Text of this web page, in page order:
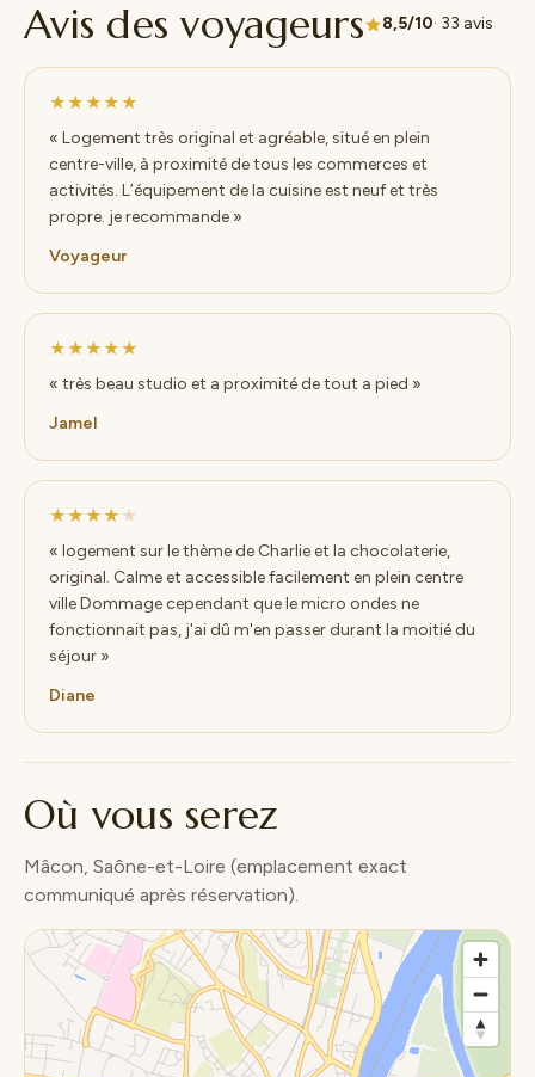
Avis des voyageurs 8,5/10· 33 avis
★★★★★
« Logement très original et agréable, situé en plein
centre-ville, à proximité de tous les commerces et
activités. L’équipement de la cuisine est neuf et très
propre. je recommande »
Voyageur
★★★★★
« très beau studio et a proximité de tout a pied »
Jamel
★★★★ ★
« logement sur le thème de Charlie et la chocolaterie,
original. Calme et accessible facilement en plein centre
ville Dommage cependant que le micro ondes ne
fonctionnait pas, j'ai dû m'en passer durant la moitié du
séjour »
Diane
Où vous serez
Mâcon, Saône-et-Loire (emplacement exact
communiqué après réservation).